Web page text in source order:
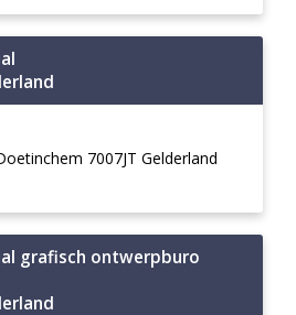
7007JT Gelderland
grafisch ontwerpburo